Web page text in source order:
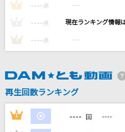
乃木坂46
ClariS
MONGOL800
やさしいキスをして
DREAMS COME TRUE
1 ---- 点 ----
---- 点 ----
3 ---- 点 ----
再生回数ランキング
1 ---- 回 ----